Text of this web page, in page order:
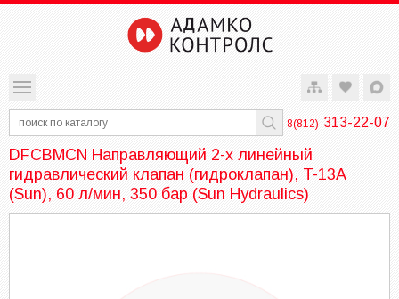
8(812) 313-22-07
DFCBMCN Направляющий 2-х линейный
гидравлический клапан (гидроклапан), T-13A
(Sun), 60 л/мин, 350 бар (Sun Hydraulics)